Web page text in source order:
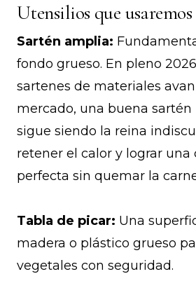
Utensilios que usaremos
Sartén amplia:
fondo grueso. En pleno
sartenes de materiales
mercado, una buena sartén
sigue siendo la reina
retener el calor y lograr una
perfecta sin quemar la
Tabla de picar: Una
madera o plástico grueso
vegetales con seguridad.